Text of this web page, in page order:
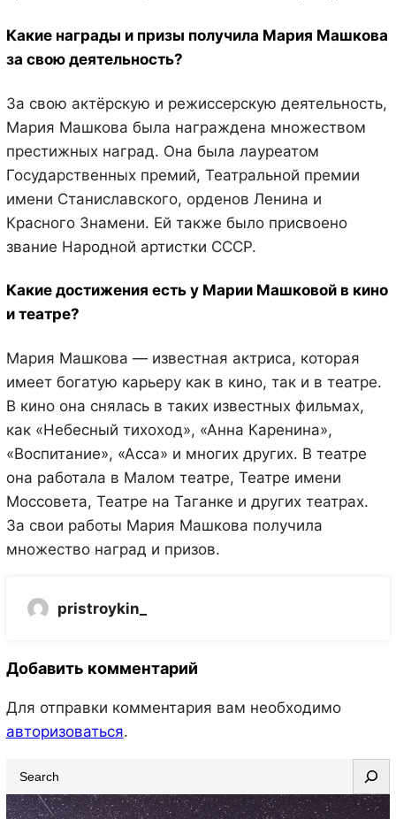
Какие награды и призы получила Мария Машкова
за свою деятельность?
За свою актёрскую и режиссерскую деятельность,
Мария Машкова была награждена множеством
престижных наград. Она была лауреатом
Государственных премий, Театральной премии
имени Станиславского, орденов Ленина и
Красного Знамени. Ей также было присвоено
звание Народной артистки СССР.
Какие достижения есть у Марии Машковой в кино
и театре?
Мария Машкова — известная актриса, которая
имеет богатую карьеру как в кино, так и в театре.
В кино она снялась в таких известных фильмах,
как «Небесный тихоход», «Анна Каренина»,
«Воспитание», «Асса» и многих других. В театре
она работала в Малом театре, Театре имени
Моссовета, Театре на Таганке и других театрах.
За свои работы Мария Машкова получила
множество наград и призов.
pristroykin_
Добавить комментарий
Для отправки комментария вам необходимо
авторизоваться.
e